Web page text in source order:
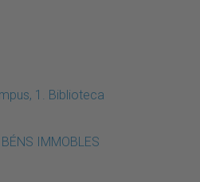
1. Biblioteca
IMMOBLES